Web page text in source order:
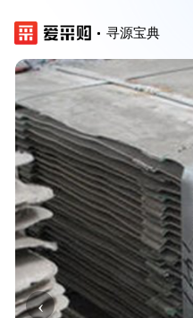
寻源宝典
‹